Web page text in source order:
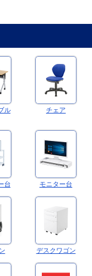
ル チェア
台 モニター台
デスクワゴン